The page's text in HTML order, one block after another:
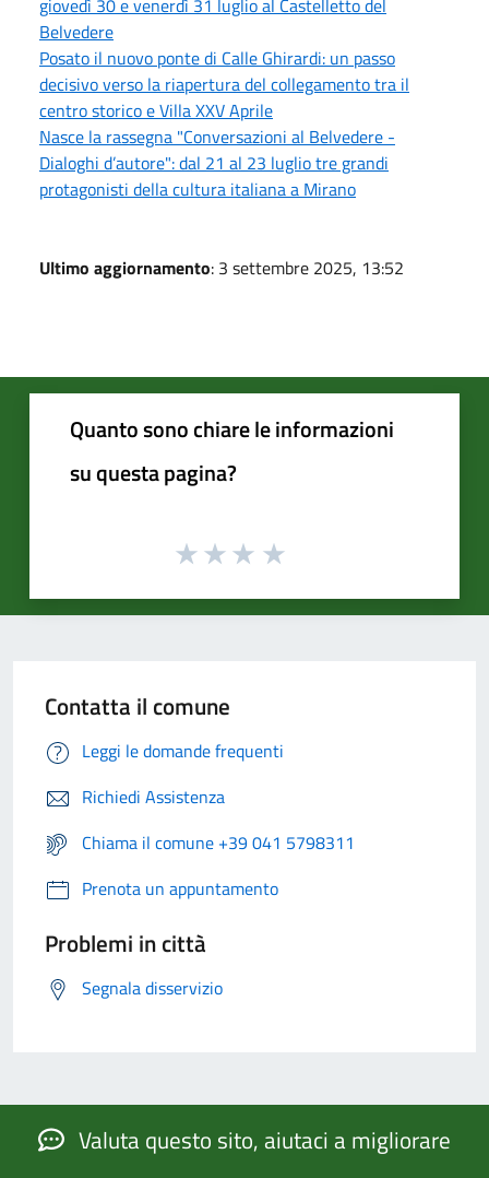
Belvedere
Posato il nuovo ponte di Calle Ghirardi: un passo
decisivo verso la riapertura del collegamento tra il
centro storico e Villa XXV Aprile
Nasce la rassegna "Conversazioni al Belvedere -
Dialoghi d’autore": dal 21 al 23 luglio tre grandi
protagonisti della cultura italiana a Mirano
Ultimo aggiornamento: 3 settembre 2025, 13:52
Quanto sono chiare le informazioni
su questa pagina?
Contatta il comune
Leggi le domande frequenti
Richiedi Assistenza
Chiama il comune +39 041 5798311
Prenota un appuntamento
Problemi in città
Segnala disservizio
Valuta questo sito, aiutaci a migliorare